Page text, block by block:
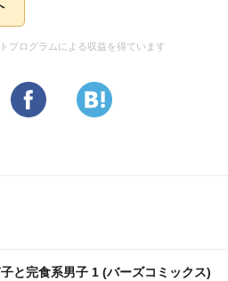
プログラムによる収益を得ています
と完食系男子 1 (バーズコミックス)